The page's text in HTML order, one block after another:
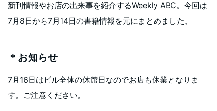
新刊情報やお店の出来事を紹介するWeekly ABC。今回は
7月8日から7月14日の書籍情報を元にまとめました。
＊お知らせ
7月16日はビル全体の休館日なのでお店も休業となりま
す。ご注意ください。